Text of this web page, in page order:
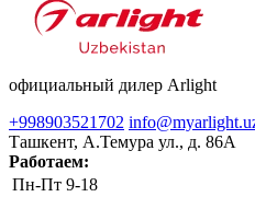
официальный дилер Arlight
+998903521702
Ташкент, А.Темура ул., д. 86А
Работаем:
Пн-Пт 9-18